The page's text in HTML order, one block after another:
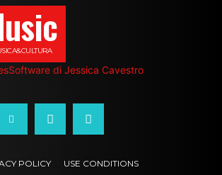
di Jessica Cavestro
POLICY USE CONDITIONS